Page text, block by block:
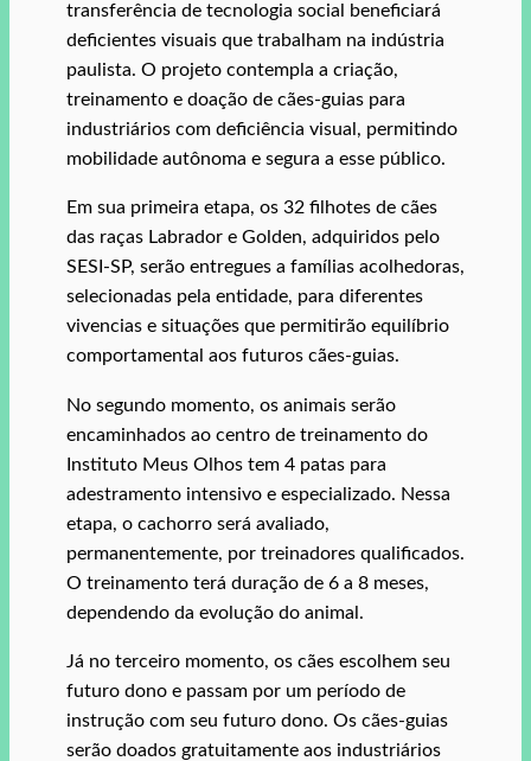
transferência de tecnologia social beneficiará
deficientes visuais que trabalham na indústria
paulista. O projeto contempla a criação,
treinamento e doação de cães-guias para
industriários com deficiência visual, permitindo
mobilidade autônoma e segura a esse público.
Em sua primeira etapa, os 32 filhotes de cães
das raças Labrador e Golden, adquiridos pelo
SESI-SP, serão entregues a famílias acolhedoras,
selecionadas pela entidade, para diferentes
vivencias e situações que permitirão equilíbrio
comportamental aos futuros cães-guias.
No segundo momento, os animais serão
encaminhados ao centro de treinamento do
Instituto Meus Olhos tem 4 patas para
adestramento intensivo e especializado. Nessa
etapa, o cachorro será avaliado,
permanentemente, por treinadores qualificados.
O treinamento terá duração de 6 a 8 meses,
dependendo da evolução do animal.
Já no terceiro momento, os cães escolhem seu
futuro dono e passam por um período de
instrução com seu futuro dono. Os cães-guias
serão doados gratuitamente aos industriários